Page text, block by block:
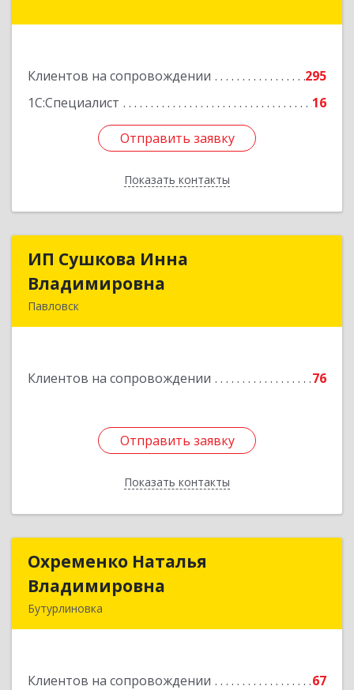
Клиентов на сопровождении
295
1С:Специалист
16
Отправить заявку
Показать контакты
Отправить заявку
Назад
ИП Сушкова Инна
Владимировна
Павловск
Клиентов на сопровождении 76
Отправить заявку
Показать контакты
ИП Сушкова Инна
Подробнее
Отправить заявку
Назад
Охременко Наталья
Владимировна
Бутурлиновка
Клиентов на сопровождении 67
Охременко Наталья